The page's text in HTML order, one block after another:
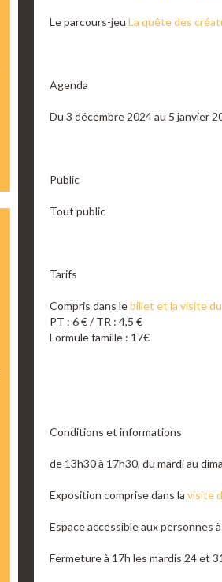
Le parcours-jeu La quête des
Agenda
Du 3 décembre 2024 au 5 janvier
Public
Tout public
Tarifs
Compris dans lebillet et la visite
PT : 6 € / TR : 4,5 €
Formule famille : 17€
Conditions et informations
de 13h30 à 17h30, du mardi au
Exposition comprise dans la visite
Espace accessible aux personnes
Fermeture à 17h les mardis 24 et